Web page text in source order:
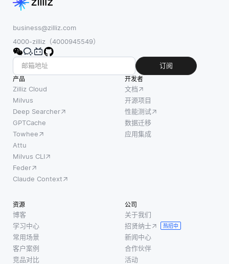
business@zilliz.com
4000-zilliz（4000945549）
订阅
产品
Zilliz Cloud
Milvus
Deep Searcher
GPTCache
Towhee
Attu
Milvus CLI
Feder
Claude Context
开发者
文档
开源项目
性能测试
数据迁移
应用集成
资源
博客
学习中心
常用场景
客户案例
竞品对比
公司
关于我们
招贤纳士
热招中
新闻中心
合作伙伴
活动